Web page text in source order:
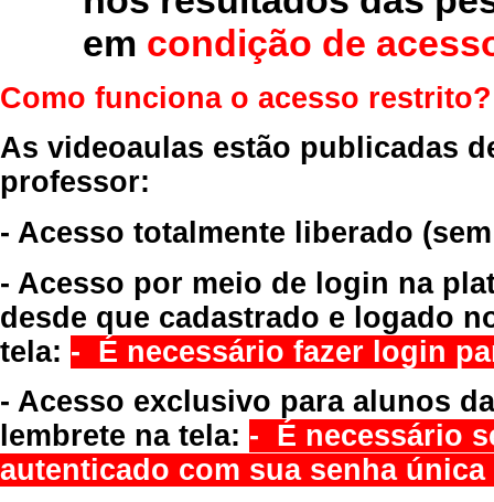
em condição de
Como funciona o acesso restrito?
As videoaulas estão publicadas
professor:
- Acesso totalmente liberado
- Acesso por meio de login na
desde que cadastrado e logado
tela: - É necessário fazer login
- Acesso exclusivo para alunos
lembrete na tela: - É necessário
autenticado com sua senha